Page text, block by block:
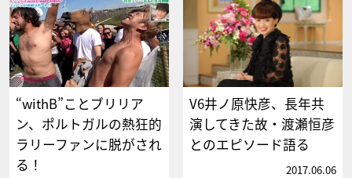
“withB”ことブリリア
ン、ポルトガルの熱狂的
ラリーファンに脱がされ
る！
V6井ノ原快彦、長年共
演してきた故・渡瀬恒彦
とのエピソード語る
2017.06.06